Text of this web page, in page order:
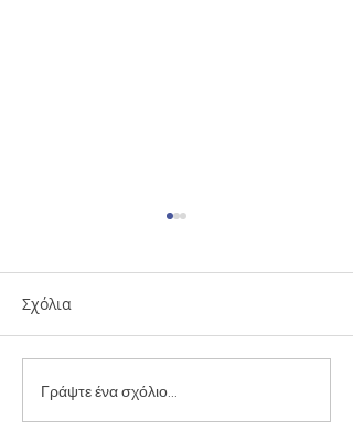
2 Ασημένια Μετάλλια
στο cheerleading !
Σχόλια
Γράψτε ένα σχόλιο...